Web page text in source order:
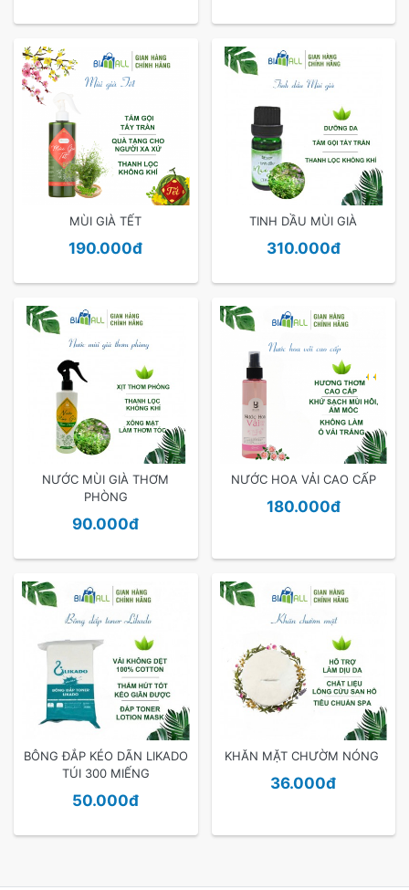
MÙI GIÀ TẾT
190.000đ
TINH DẦU MÙI GIÀ
310.000đ
NƯỚC MÙI GIÀ THƠM
PHÒNG
90.000đ
NƯỚC HOA VẢI CAO CẤP
180.000đ
BÔNG ĐẮP KÉO DÃN LIKADO
TÚI 300 MIẾNG
50.000đ
KHĂN MẶT CHƯỜM NÓNG
36.000đ
. .